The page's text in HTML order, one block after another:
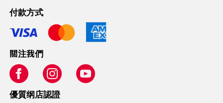
付款方式
關注我們
優質纲店認證